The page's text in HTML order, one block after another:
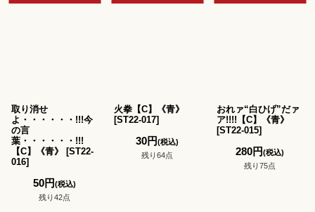
取り消せ
よ・・・・・・!!!今
の言
葉・・・・・・!!!
【C】《青》
[ST22-
016]
50円(税込)
残り42点
火拳【C】《青》
[ST22-017]
30円(税込)
残り64点
おれァ“白ひげ”だァ
ア!!!!【C】《青》
[ST22-015]
280円(税込)
残り75点